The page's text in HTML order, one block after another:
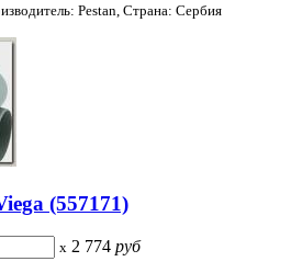
Pestan, Страна: Сербия
(557171)
x 2 774 руб